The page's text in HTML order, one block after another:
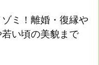
次へ

ミ！離婚・復縁や
い頃の美貌まで